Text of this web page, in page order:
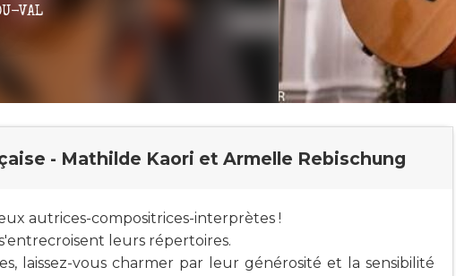
VAL
- Mathilde Kaori et Armelle Rebischung
autrices-compositrices-interprètes !
leurs répertoires.
laissez-vous charmer par leur générosité et la sensibilité